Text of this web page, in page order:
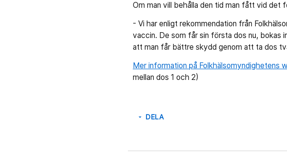
Om man vill behålla den tid man fått vid det
- Vi har enligt rekommendation från
vaccin. De som får sin första dos nu, bokas
att man får bättre skydd genom att ta dos
Mer information på Folkhälsomyndighetens
mellan dos 1 och 2)
arrow_drop_down DELA